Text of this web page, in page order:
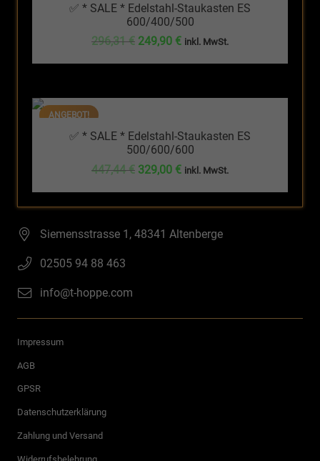
✅ * SALE * Edelstahl-Staukasten ES
600/400/500
296,31€ Ursprünglicher
Preis
296,31 €
249,90 €Aktueller
Preis
249,90 €.
inkl. MwSt.
ANGEBOT!
✅ * SALE * Edelstahl-Staukasten ES
500/600/600
447,44€ Ursprünglicher
Preis
war:
447,44 €
329,00 €Aktueller
Preis
ist:
329,00 €.
inkl. MwSt.
Siemensstrasse 1, 48341 Altenberge
02505 94 88 463
info@t-hoppe.com
Impressum
AGB
GPSR
Datenschutzerklärung
Zahlung und Versand